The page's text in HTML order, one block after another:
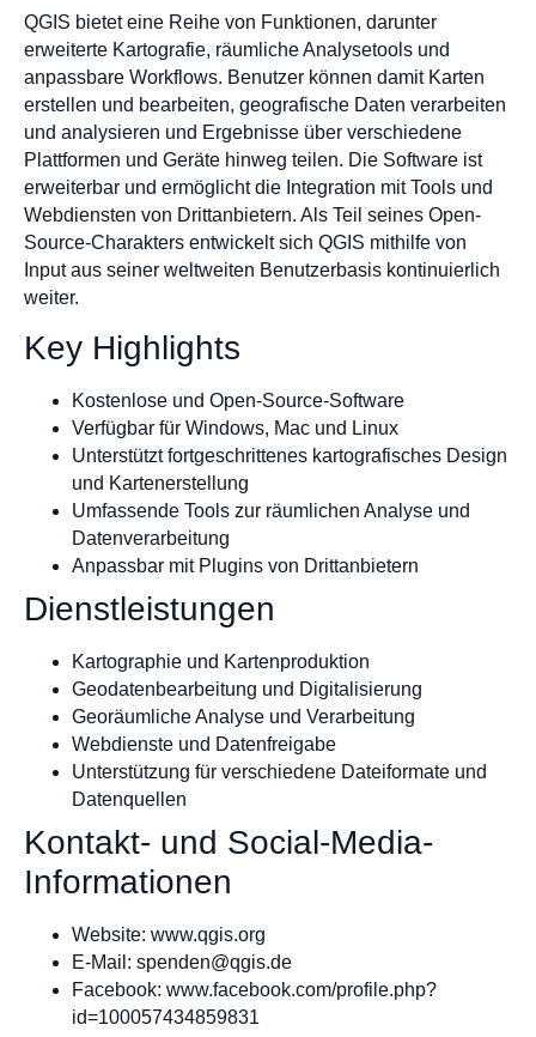
QGIS bietet eine Reihe von Funktionen, darunter
erweiterte Kartografie, räumliche Analysetools und
anpassbare Workflows. Benutzer können damit Karten
erstellen und bearbeiten, geografische Daten verarbeiten
und analysieren und Ergebnisse über verschiedene
Plattformen und Geräte hinweg teilen. Die Software ist
erweiterbar und ermöglicht die Integration mit Tools und
Webdiensten von Drittanbietern. Als Teil seines Open-
Source-Charakters entwickelt sich QGIS mithilfe von
Input aus seiner weltweiten Benutzerbasis kontinuierlich
weiter.
Key Highlights
Kostenlose und Open-Source-Software
Verfügbar für Windows, Mac und Linux
Unterstützt fortgeschrittenes kartografisches Design
und Kartenerstellung
Umfassende Tools zur räumlichen Analyse und
Datenverarbeitung
Anpassbar mit Plugins von Drittanbietern
Dienstleistungen
Kartographie und Kartenproduktion
Geodatenbearbeitung und Digitalisierung
Georäumliche Analyse und Verarbeitung
Webdienste und Datenfreigabe
Unterstützung für verschiedene Dateiformate und
Datenquellen
Kontakt- und Social-Media-
Informationen
Website: www.qgis.org
E-Mail: spenden@qgis.de
Facebook: www.facebook.com/profile.php?
id=100057434859831